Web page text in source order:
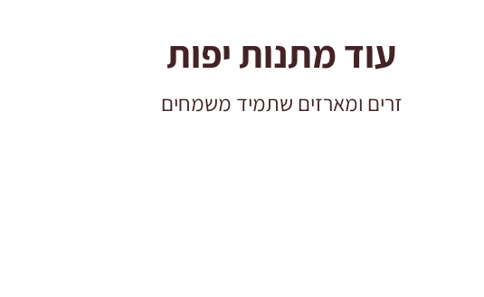
עוד מתנות יפות
זרים ומארזים שתמיד משמחים